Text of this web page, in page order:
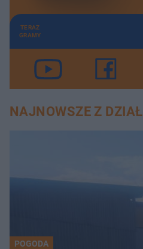
TERAZ
GRAMY
NAJNOWSZE Z
POGODA